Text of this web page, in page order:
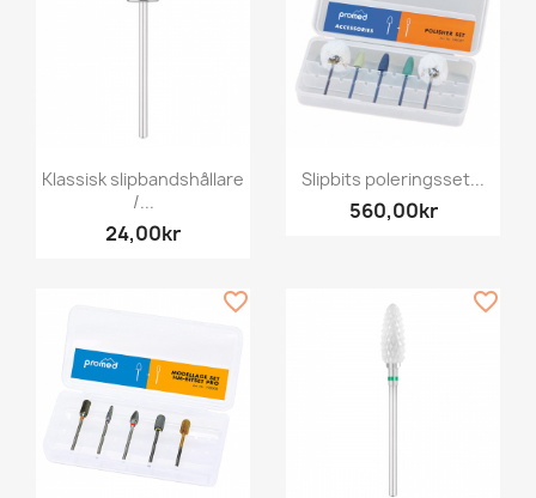
Klassisk slipbandshållare
/...
24,00kr
Slipbits poleringsset...
560,00kr
favorite_border favorite_border